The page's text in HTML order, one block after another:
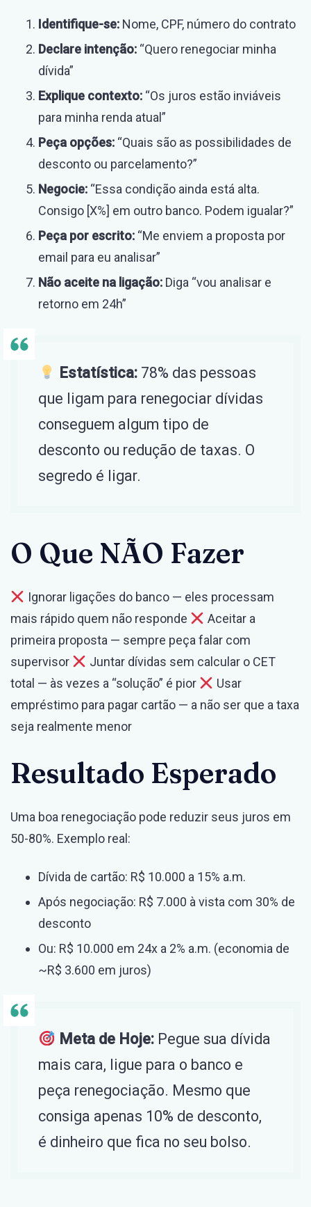
Identifique-se: Nome, CPF, número do contrato
Declare intenção: “Quero renegociar minha
dívida”
Explique contexto: “Os juros estão inviáveis
para minha renda atual”
Peça opções: “Quais são as possibilidades de
desconto ou parcelamento?”
Negocie: “Essa condição ainda está alta.
Consigo [X%] em outro banco. Podem igualar?”
Peça por escrito: “Me enviem a proposta por
email para eu analisar”
Não aceite na ligação: Diga “vou analisar e
retorno em 24h”
Estatística:78% das pessoas
que ligam para renegociar dívidas
conseguem algum tipo de
desconto ou redução de taxas. O
segredo é ligar.
O Que NÃO Fazer
Ignorar ligações do banco — eles processam
mais rápido quem não responde
Aceitar a
primeira proposta — sempre peça falar com
supervisor
Juntar dívidas sem calcular o CET
total — às vezes a “solução” é pior
Usar
empréstimo para pagar cartão — a não ser que a taxa
seja realmente menor
Resultado Esperado
Uma boa renegociação pode reduzir seus juros em
50-80%. Exemplo real:
Dívida de cartão: R$ 10.000 a 15% a.m.
Após negociação: R$ 7.000 à vista com 30% de
desconto
Ou: R$ 10.000 em 24x a 2% a.m. (economia de
~R$ 3.600 em juros)
Meta de Hoje:Pegue sua dívida
mais cara, ligue para o banco e
peça renegociação. Mesmo que
consiga apenas 10% de desconto,
é dinheiro que fica no seu bolso.